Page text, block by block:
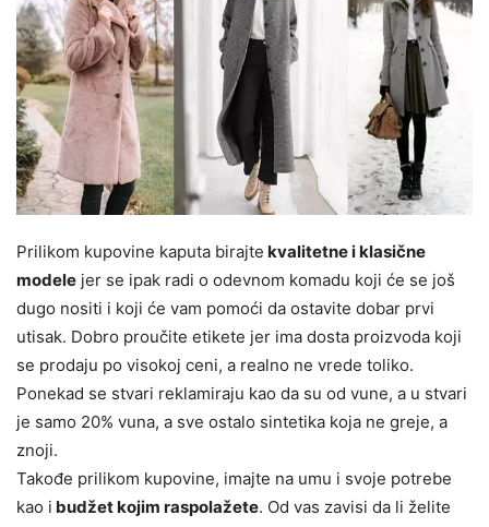
Prilikom kupovine kaputa birajte kvalitetne i klasične
modele jer se ipak radi o odevnom komadu koji će se još
dugo nositi i koji će vam pomoći da ostavite dobar prvi
utisak. Dobro proučite etikete jer ima dosta proizvoda koji
se prodaju po visokoj ceni, a realno ne vrede toliko.
Ponekad se stvari reklamiraju kao da su od vune, a u stvari
je samo 20% vuna, a sve ostalo sintetika koja ne greje, a
znoji.
Takođe prilikom kupovine, imajte na umu i svoje potrebe
kao i budžet kojim raspolažete. Od vas zavisi da li želite